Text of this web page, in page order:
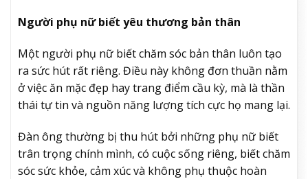
Người phụ nữ biết yêu thương bản thân
Một người phụ nữ biết chăm sóc bản thân luôn tạo
ra sức hút rất riêng. Điều này không đơn thuần nằm
ở việc ăn mặc đẹp hay trang điểm cầu kỳ, mà là thần
thái tự tin và nguồn năng lượng tích cực họ mang lại.
Đàn ông thường bị thu hút bởi những phụ nữ biết
trân trọng chính mình, có cuộc sống riêng, biết chăm
sóc sức khỏe, cảm xúc và không phụ thuộc hoàn